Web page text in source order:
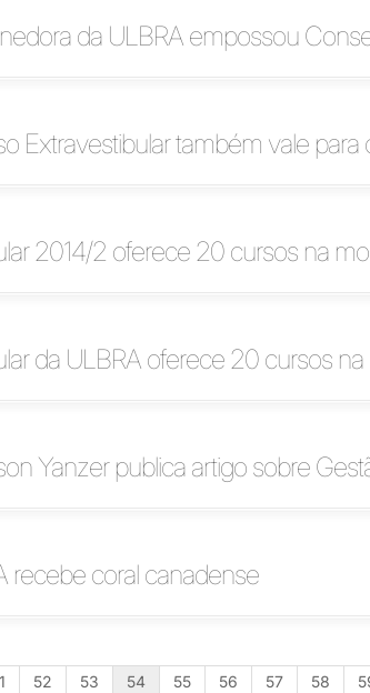
da ULBRA empossou
Extravestibular também vale para
2014/2 oferece 20 cursos na
da ULBRA oferece 20 cursos
Yanzer publica artigo sobre
recebe coral canadense
52 53 54 55 56 57 58